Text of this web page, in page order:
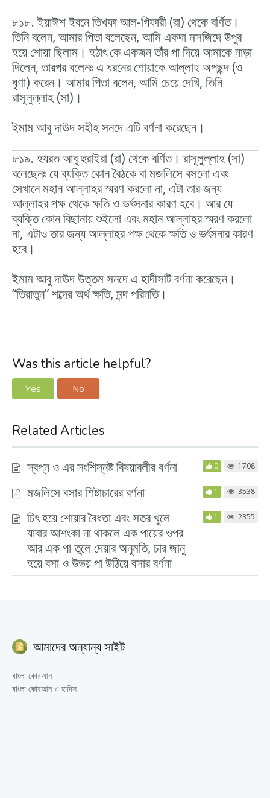
৮১৮. ইয়াঈশ ইবনে তিখফা আল-গিফারী (রা) থেকে বর্ণিত।
তিনি বলেন, আমার পিতা বলেছেন, আমি একদা মসজিদে উপুর
হয়ে শোয়া ছিলাম। হঠাৎ কে একজন তাঁর পা দিয়ে আমাকে নাড়া
দিলেন, তারপর বলেনঃ এ ধরনের শোয়াকে আল্লাহ অপছন্দ (ও
ঘৃণা) করেন। আমার পিতা বলেন, আমি চেয়ে দেখি, তিনি
রাসূলুল্লাহ (সা)।
ইমাম আবু দাঊদ সহীহ সনদে এটি বর্ণনা করেছেন।
৮১৯. হযরত আবু হুরাইরা (রা) থেকে বর্ণিত। রাসূলুল্লাহ (সা)
বলেছেনঃ যে ব্যক্তি কোন বৈঠকে বা মজলিসে বসলো এবং
সেখানে মহান আল্লাহর স্মরণ করলো না, এটা তার জন্য
আল্লাহর পক্ষ থেকে ক্ষতি ও ভর্ৎসনার কারণ হবে। আর যে
ব্যক্তি কোন বিছানায় শুইলো এবং মহান আল্লাহর স্মরণ করলো
না, এটাও তার জন্য আল্লাহর পক্ষ থেকে ক্ষতি ও ভর্ৎসনার কারণ
হবে।
ইমাম আবু দাঊদ উত্তম সনদে এ হাদীসটি বর্ণনা করেছেন।
“তিরাতুন” শব্দের অর্থ ক্ষতি, মন্দ পরিনতি।
Was this article helpful?
Yes No
Related Articles
স্বপ্ন ও এর সংশিস্নষ্ট বিষয়াবলীর বর্ণনা 0 1708
মজলিসে বসার শিষ্টাচারের বর্ণনা 1 3538
চিৎ হয়ে শোয়ার বৈধতা এবং সতর খুলে
যাবার আশংকা না থাকলে এক পায়ের ওপর
আর এক পা তুলে দেয়ার অনুমতি, চার জানু
হয়ে বসা ও উভয় পা উঠিয়ে বসার বর্ণনা
1 2355
আমাদের অন্যান্য সাইট
বাংলা কোরআন
বাংলা কোরআন ও হাদিস